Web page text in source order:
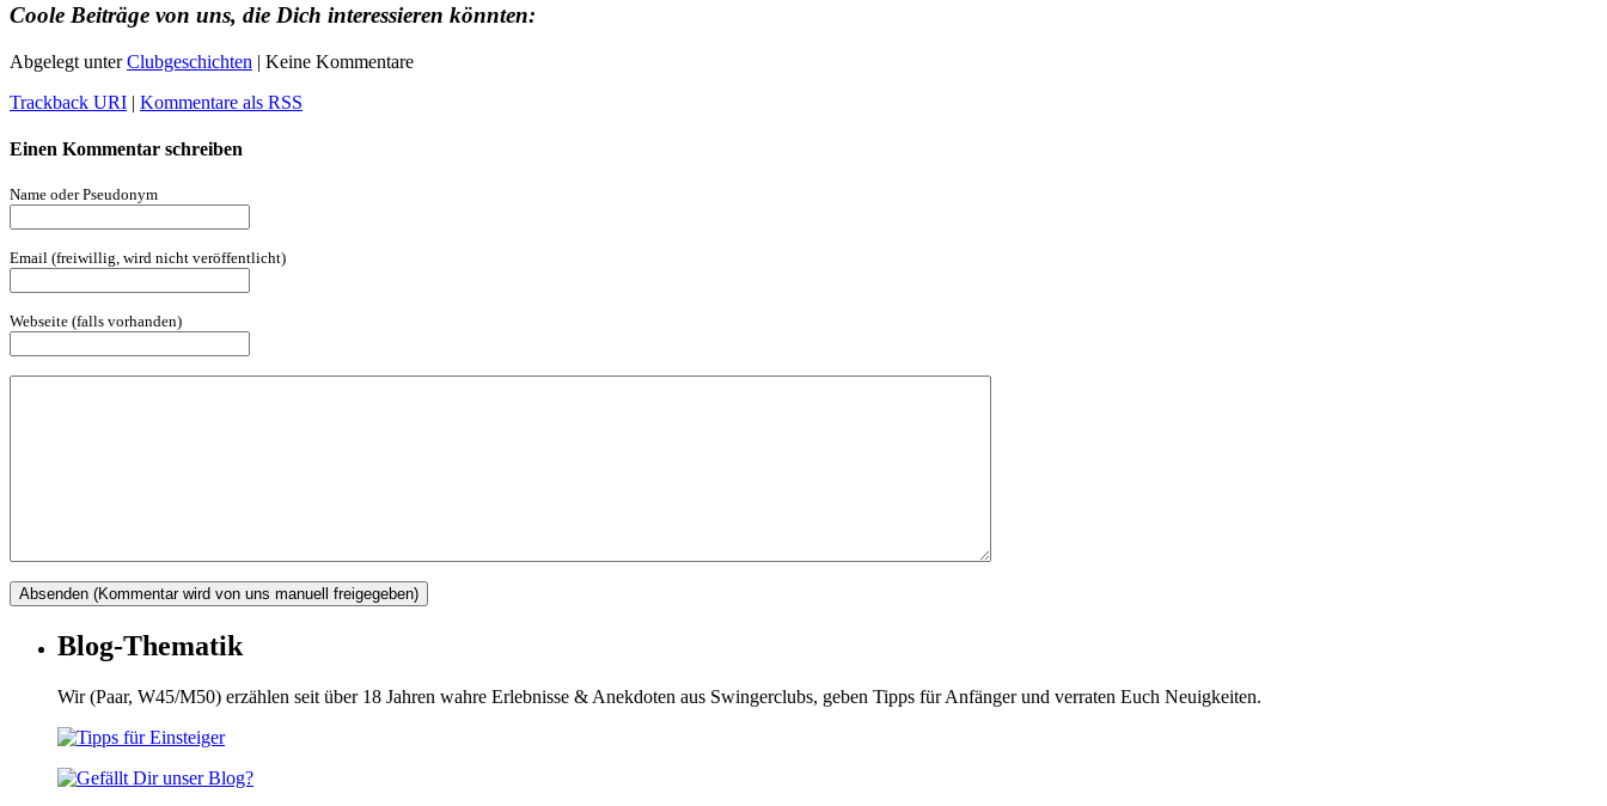
Coole Beiträge von uns, die Dich interessieren könnten:
Abgelegt unterClubgeschichten | Keine Kommentare
Trackback URI | Kommentare als RSS
Einen Kommentar schreiben
Name oder Pseudonym
Email (freiwillig, wird nicht veröffentlicht)
Webseite (falls vorhanden)
Blog-Thematik
Wir (Paar, W45/M50) erzählen seit über 18 Jahren wahre Erlebnisse & Anekdoten aus Swingerclubs, geben Tipps für Anfänger und verraten Euch Neuigkeiten.